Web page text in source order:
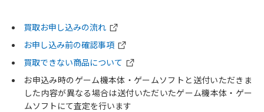
買取お申し込みの流れ
お申し込み前の確認事項
買取できない商品について
お申込み時のゲーム機本体・ゲームソフトと送付いただきま
した内容が異なる場合は送付いただいたゲーム機本体・ゲー
ムソフトにて査定を行います